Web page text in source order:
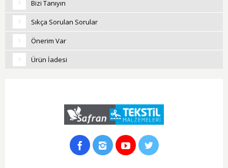
Bizi Tanıyın
Sıkça Sorulan Sorular
Önerim Var
Ürün İadesi